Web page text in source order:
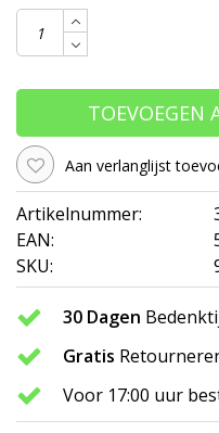
TOEVOEGEN
Aan verlanglijst
Artikelnummer:
EAN:
SKU:
30 Dagen
Gratis
Voor 17:00 uur